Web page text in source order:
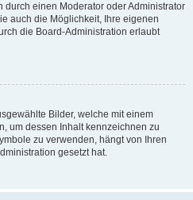
einen Moderator oder Administrator
auch die Möglichkeit, Ihre eigenen
die Board-Administration erlaubt
Bilder, welche mit einem
um dessen Inhalt kennzeichnen zu
zu verwenden, hängt von Ihren
gesetzt hat.